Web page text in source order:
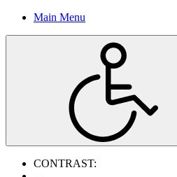
Main Menu
CONTRAST: